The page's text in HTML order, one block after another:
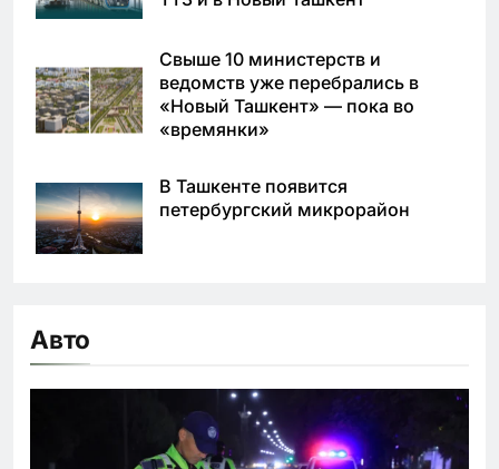
Свыше 10 министерств и
ведомств уже перебрались в
«Новый Ташкент» — пока во
«времянки»
В Ташкенте появится
петербургский микрорайон
Авто